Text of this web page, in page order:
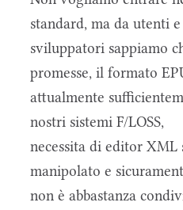
standard, ma da utenti e
sviluppatori sappiamo
promesse, il formato
attualmente
nostri sistemi F/LOSS,
necessita di editor XML
manipolato e
non è abbastanza